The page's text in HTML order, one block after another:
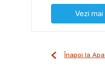
Vezi
Înapoi la